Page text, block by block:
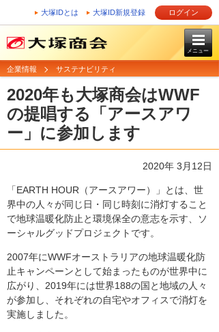
大塚IDとは 大塚ID新規登録 ログイン
メニュー
企業情報 サステナビリティ
2020年も大塚商会はWWF
の提唱する「アースアワ
ー」に参加します
2020年 3月12日
「EARTH HOUR（アースアワー）」とは、世
界中の人々が同じ日・同じ時刻に消灯すること
で地球温暖化防止と環境保全の意志を示す、ソ
ーシャルグッドプロジェクトです。
2007年にWWFオーストラリアの地球温暖化防
止キャンペーンとして始まったものが世界中に
広がり、2019年には世界188の国と地域の人々
が参加し、それぞれの自宅やオフィスで消灯を
実施しました。